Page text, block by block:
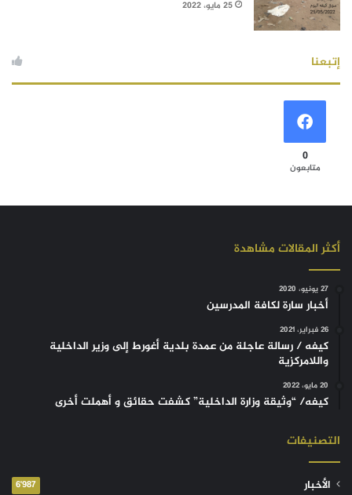
25 مايو، 2022
إتبعنا
0
متابعون
أكثر المقالات مشاهدة
27 يونيو، 2020
أخبار سارة لكافة المدرسين
26 فبراير، 2021
كيفه / رسالة عاجلة من عمدة بلدية أغورط إلى وزير الداخلية
واللامركزية
20 مايو، 2022
كيفه/ “وثيقة وزارة الداخلية” كشفت حقائق و أهملت أخرى
التصنيفات
الأخبار 6٬987